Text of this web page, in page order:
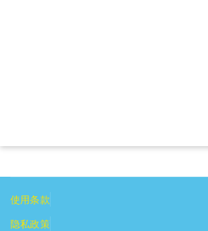
使用条款
隐私政策